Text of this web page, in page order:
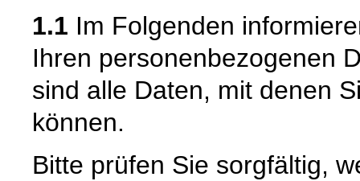
1.1 Im Folgenden
Ihren personenbezogenen
sind alle Daten, mit denen
können.
Bitte prüfen Sie sorgfältig,